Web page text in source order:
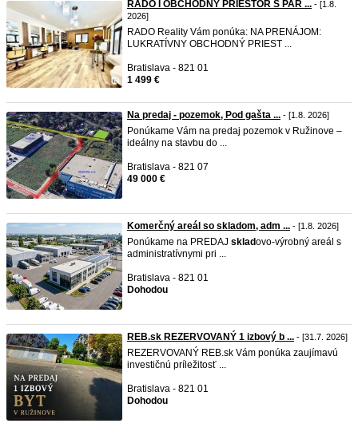
RADO I OBCHODNY PRIESTOR S PAR ... - [1.8.
2026]
RADO Reality Vám ponúka: NA PRENÁJOM:
LUKRATÍVNY OBCHODNÝ PRIEST ...
Bratislava - 821 01
1 499 €
Na predaj - pozemok, Pod gašta ... - [1.8. 2026]
Ponúkame Vám na predaj pozemok v Ružinove –
ideálny na stavbu do ...
Bratislava - 821 07
49 000 €
Komerčný areál so skladom, adm ... - [1.8. 2026]
Ponúkame na PREDAJ skladovo-výrobný areál s
administratívnymi pri ...
Bratislava - 821 01
Dohodou
REB.sk REZERVOVANÝ 1 izbový b ... - [31.7. 2026]
REZERVOVANÝ REB.sk Vám ponúka zaujímavú
investičnú príležitosť ...
Bratislava - 821 01
Dohodou